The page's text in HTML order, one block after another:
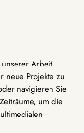
Arbeit
neue Projekte zu
navigieren Sie
um die